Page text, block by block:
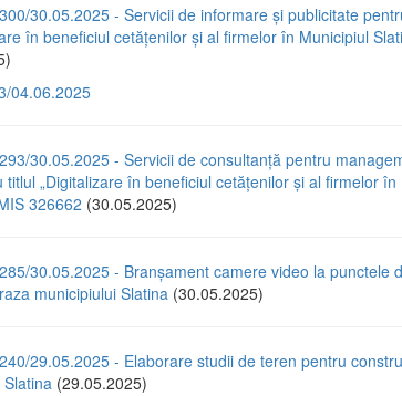
30.05.2025 - Servicii de informare și publicitate
în beneficiul cetățenilor și al firmelor în Municipiul
04.06.2025
30.05.2025 - Servicii de consultanță pentru
„Digitalizare în beneficiul cetățenilor și al firmelor în
326662 (30.05.2025)
30.05.2025 - Branșament camere video la punctele
municipiului Slatina (30.05.2025)
29.05.2025 - Elaborare studii de teren pentru
Slatina (29.05.2025)